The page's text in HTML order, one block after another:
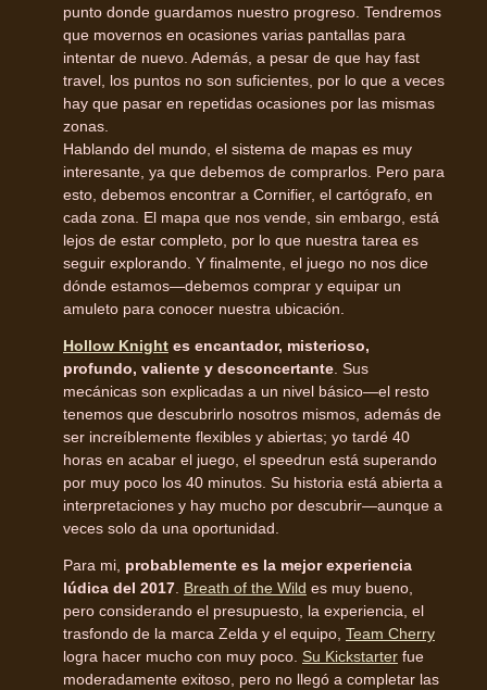
punto donde guardamos nuestro progreso. Tendremos
que movernos en ocasiones varias pantallas para
intentar de nuevo. Además, a pesar de que hay fast
travel, los puntos no son suficientes, por lo que a veces
hay que pasar en repetidas ocasiones por las mismas
zonas.
Hablando del mundo, el sistema de mapas es muy
interesante, ya que debemos de comprarlos. Pero para
esto, debemos encontrar a Cornifier, el cartógrafo, en
cada zona. El mapa que nos vende, sin embargo, está
lejos de estar completo, por lo que nuestra tarea es
seguir explorando. Y finalmente, el juego no nos dice
dónde estamos—debemos comprar y equipar un
amuleto para conocer nuestra ubicación.
Hollow Knight es encantador, misterioso,
profundo, valiente y desconcertante. Sus
mecánicas son explicadas a un nivel básico—el resto
tenemos que descubrirlo nosotros mismos, además de
ser increíblemente flexibles y abiertas; yo tardé 40
horas en acabar el juego, el speedrun está superando
por muy poco los 40 minutos. Su historia está abierta a
interpretaciones y hay mucho por descubrir—aunque a
veces solo da una oportunidad.
Para mi, probablemente es la mejor experiencia
lúdica del 2017. Breath of the Wild es muy bueno,
pero considerando el presupuesto, la experiencia, el
trasfondo de la marca Zelda y el equipo, Team Cherry
logra hacer mucho con muy poco. Su Kickstarter fue
moderadamente exitoso, pero no llegó a completar las